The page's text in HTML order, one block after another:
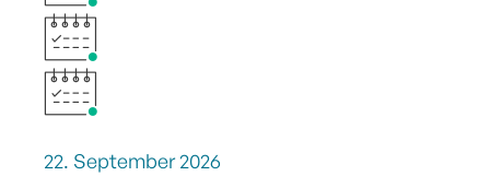
22. September 2026